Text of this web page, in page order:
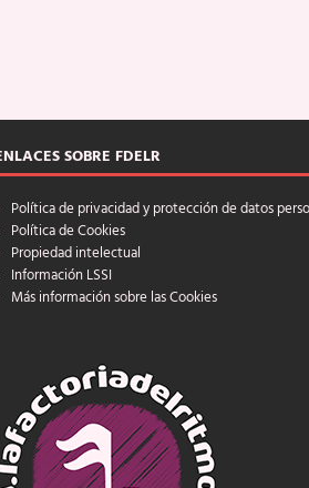
SOBRE FDELR
Política de privacidad y protección de datos
Política de Cookies
Propiedad intelectual
Información LSSI
Más información sobre las Cookies